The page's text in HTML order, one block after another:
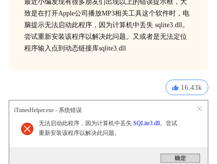
最近小编发现有很多朋友们出现以上的错误提示框，大
致是在打开Apple公司播放MP3相关工具这个软件时，电
脑提示无法启动此程序，因为计算机中丢失 sqlite3.dll。
尝试重新安装该程序以解决此问题。又或者是无法定位
程序输入点到动态链接库sqlite3.dll
16.43k
iTunesHelper.exe - 系统错误
无法启动此程序，因为计算机中丢失 SQLite3.dll。尝试
重新安装该程序以解决此问题。